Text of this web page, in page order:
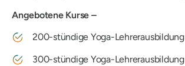
Angebotene Kurse –
200-stündige Yoga-Lehrerausbildung
300-stündige Yoga-Lehrerausbildung